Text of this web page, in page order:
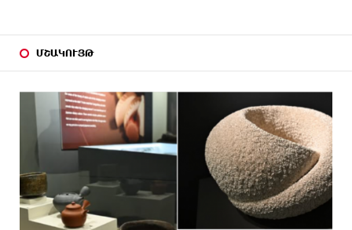
ՄՇԱԿՈՒՅԹ